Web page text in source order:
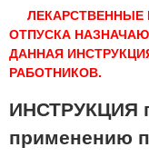
ЛЕКАРСТВЕННЫЕ
ОТПУСКА
ДАННАЯ
РАБОТНИКОВ.
ИНСТРУКЦИЯ
применению